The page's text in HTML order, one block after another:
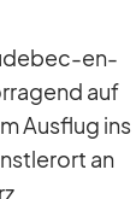
en-
auf
Aus­flug ins
an